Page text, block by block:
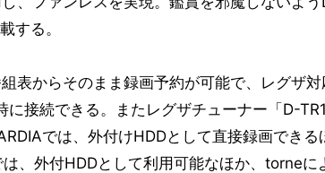
する。
表からそのまま録画予約が可能で、レグザ
に接続できる。またレグザチューナー「D-
では、外付けHDDとして直接録画できる
、外付HDDとして利用可能なほか、torneに